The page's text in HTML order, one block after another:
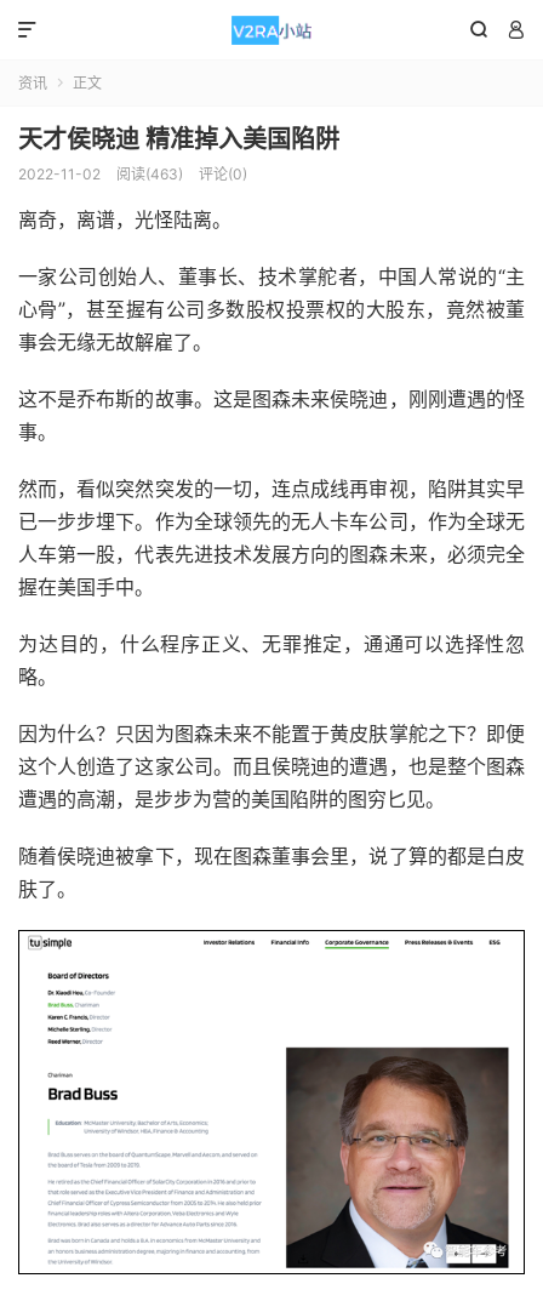
 

资讯  正文
天才侯晓迪 精准掉入美国陷阱
2022-11-02 阅读(463) 评论(0)
离奇，离谱，光怪陆离。
一家公司创始人、董事长、技术掌舵者，中国人常说的“主
心骨”，甚至握有公司多数股权投票权的大股东，竟然被董
事会无缘无故解雇了。
这不是乔布斯的故事。这是图森未来侯晓迪，刚刚遭遇的怪
事。
然而，看似突然突发的一切，连点成线再审视，陷阱其实早
已一步步埋下。作为全球领先的无人卡车公司，作为全球无
人车第一股，代表先进技术发展方向的图森未来，必须完全
握在美国手中。
为达目的，什么程序正义、无罪推定，通通可以选择性忽
略。
因为什么？只因为图森未来不能置于黄皮肤掌舵之下？即便
这个人创造了这家公司。而且侯晓迪的遭遇，也是整个图森
遭遇的高潮，是步步为营的美国陷阱的图穷匕见。
随着侯晓迪被拿下，现在图森董事会里，说了算的都是白皮
肤了。